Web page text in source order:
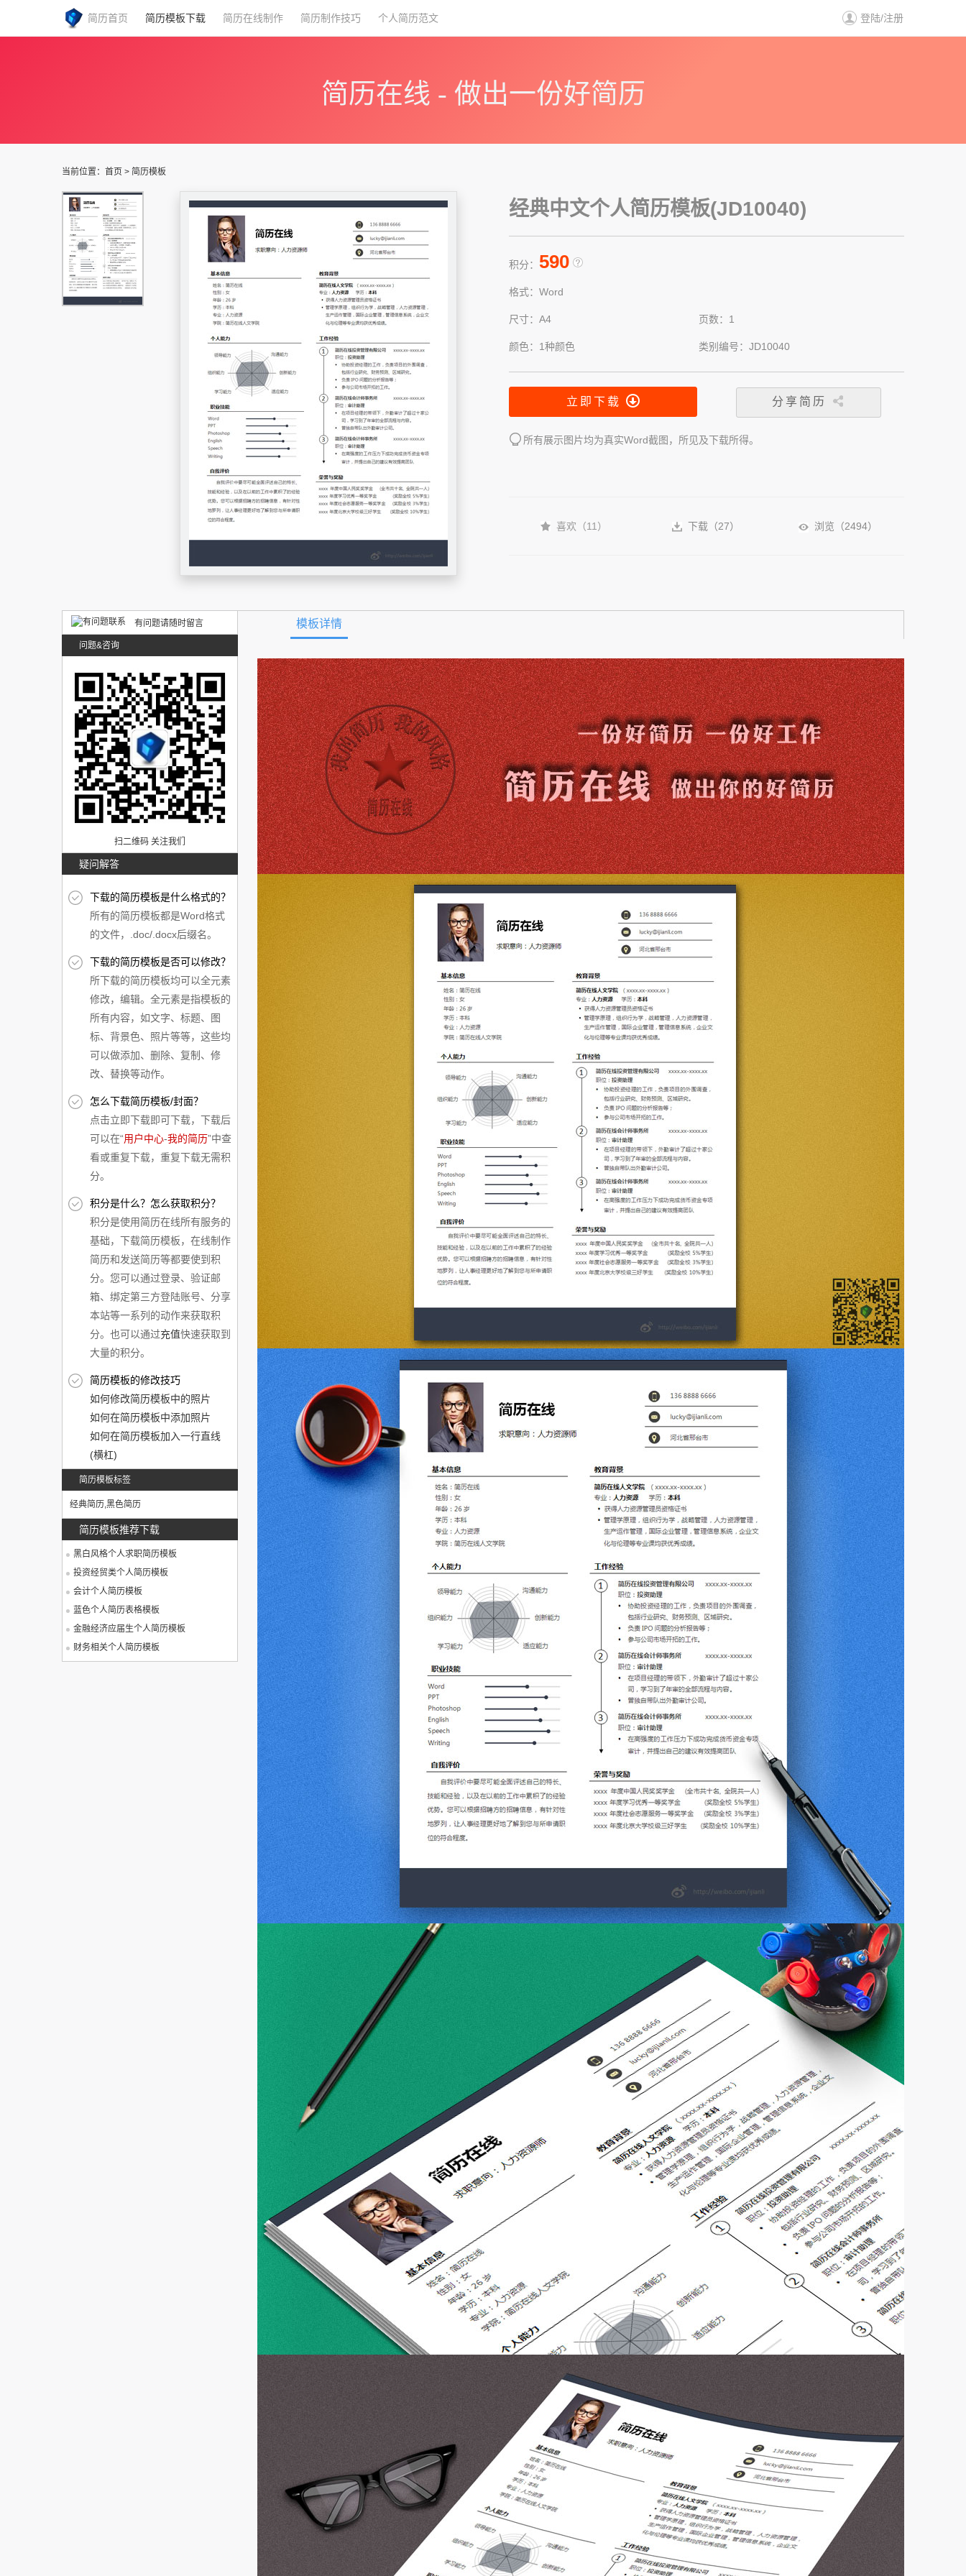
简历首页 简历模板下载 简历在线制作 简历制作技巧 个人简历范文 登陆/注册
简历在线 - 做出一份好简历
当前位置： 首页 > 简历模板
经典中文个人简历模板(JD10040)
积分： 590
格式：Word
尺寸：A4 页数：1
颜色：1种颜色 类别编号：JD10040
立即下载 分享简历
所有展示图片均为真实Word截图，所见及下载所得。
喜欢（11） 下载（27） 浏览（2494）
有问题请随时留言
问题&咨询
扫二维码 关注我们
疑问解答
下载的简历模板是什么格式的？
所有的简历模板都是Word格式
的文件，.doc/.docx后缀名。
下载的简历模板是否可以修改？
所下载的简历模板均可以全元素
修改，编辑。全元素是指模板的
所有内容，如文字、标题、图
标、背景色、照片等等，这些均
可以做添加、删除、复制、修
改、替换等动作。
怎么下载简历模板/封面？
点击立即下载即可下载，下载后
可以在“用户中心-我的简历”中查
看或重复下载，重复下载无需积
分。
积分是什么？怎么获取积分？
积分是使用简历在线所有服务的
基础，下载简历模板，在线制作
简历和发送简历等都要使到积
分。您可以通过登录、验证邮
箱、绑定第三方登陆账号、分享
本站等一系列的动作来获取积
分。也可以通过充值快速获取到
大量的积分。
简历模板的修改技巧
如何修改简历模板中的照片
如何在简历模板中添加照片
如何在简历模板加入一行直线
(横杠)
简历模板标签
经典简历,黑色简历
简历模板推荐下载
黑白风格个人求职简历模板
投资经贸类个人简历模板
会计个人简历模板
蓝色个人简历表格模板
金融经济应届生个人简历模板
财务相关个人简历模板
模板详情